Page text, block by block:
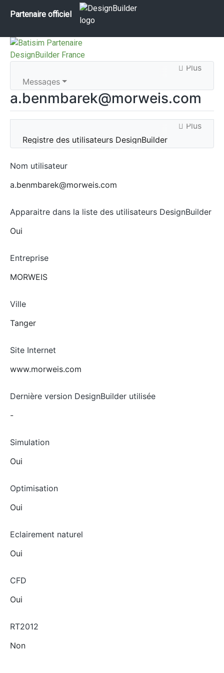
Partenaire officiel
Messages
Plus
a.benmbarek@morweis.com
Registre des utilisateurs DesignBuilder
Plus
Nom utilisateur
a.benmbarek@morweis.com
Apparaitre dans la liste des utilisateurs DesignBuilder
Oui
Entreprise
MORWEIS
Ville
Tanger
Site Internet
www.morweis.com
Dernière version DesignBuilder utilisée
-
Simulation
Oui
Optimisation
Oui
Eclairement naturel
Oui
CFD
Oui
RT2012
Non